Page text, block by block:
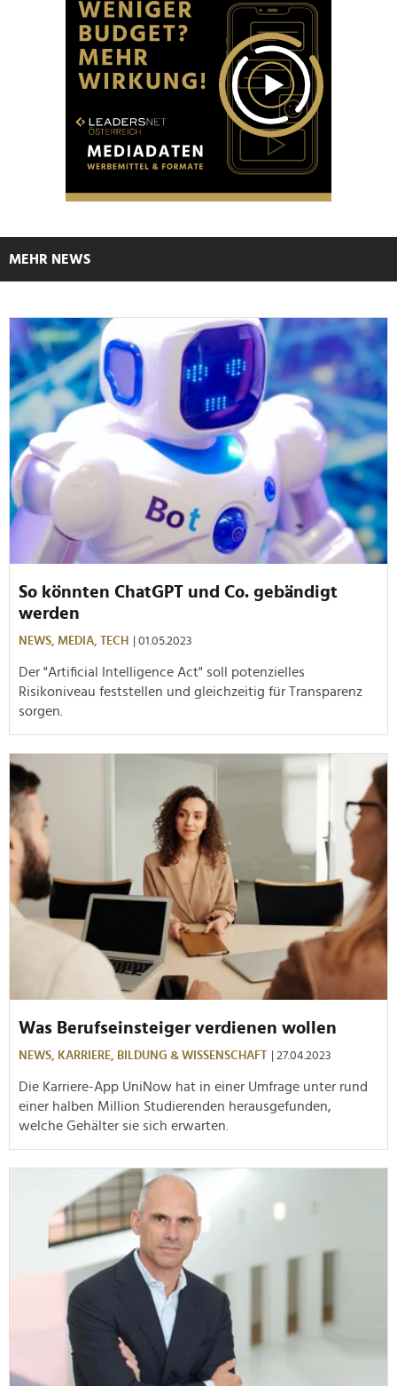
MEHR NEWS
So könnten ChatGPT und Co. gebändigt
werden
NEWS, MEDIA, TECH | 01.05.2023
Der "Artificial Intelligence Act" soll potenzielles
Risikoniveau feststellen und gleichzeitig für Transparenz
sorgen.
Was Berufseinsteiger verdienen wollen
NEWS, KARRIERE, BILDUNG & WISSENSCHAFT | 27.04.2023
Die Karriere-App UniNow hat in einer Umfrage unter rund
einer halben Million Studierenden herausgefunden,
welche Gehälter sie sich erwarten.